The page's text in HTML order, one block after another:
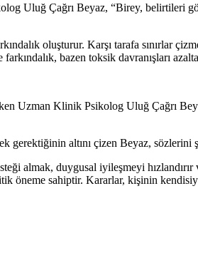
Uluğ Çağrı Beyaz, “Birey, belirtileri
oluşturur. Karşı tarafa sınırlar
bazen toksik davranışları
Uzman Klinik Psikolog Uluğ Çağrı
altını çizen Beyaz, sözlerini
almak, duygusal iyileşmeyi
sahiptir. Kararlar, kişinin